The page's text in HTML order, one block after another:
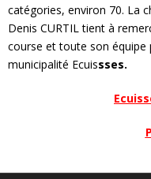
catégories, environ 70. La
Denis CURTIL tient à
course et toute son équipe
municipalité Ecuissses.